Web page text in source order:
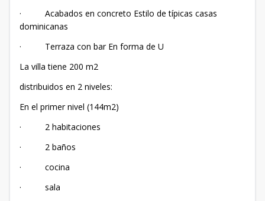
· Acabados en concreto Estilo de típicas casas
dominicanas
· Terraza con bar En forma de U
La villa tiene 200 m2
distribuidos en 2 niveles:
En el primer nivel (144m2)
· 2 habitaciones
· 2 baños
· cocina
· sala